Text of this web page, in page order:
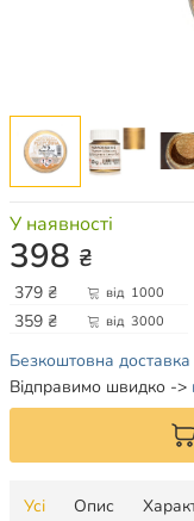
У наявності
398 ₴
379 ₴ від 1000
359 ₴ від 3000
Безкоштовна доставка
Відправимо швидко ->
Усі Опис